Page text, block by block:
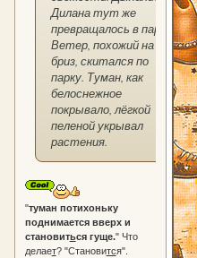
Дилана тут же
превращалось в пар.
Ветер, похожий на
бриз, скитался по
парку. Туман, как
белоснежное
покрывало, лёгкой
пеленой укрывал
растения.
"туман потихоньку
поднимается вверх и
становиться гуще." Что
делает? "Становится".